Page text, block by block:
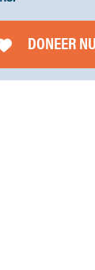
DONEER NU